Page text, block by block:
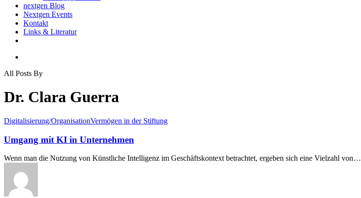
nextgen Blog
Nextgen Events
Kontakt
Links & Literatur
All Posts By
Dr. Clara Guerra
Umgang
KI
in
Unternehmen
Digitalisierung/OrganisationVermögen in der Stiftung
Umgang mit KI in Unternehmen
Wenn man die Nutzung von Künstliche Intelligenz im Geschäftskontext betrachtet, ergeben sich eine Vielzahl von…